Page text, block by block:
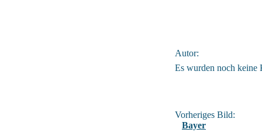
Autor:
Es wurden noch keine
Vorheriges Bild:
Bayer